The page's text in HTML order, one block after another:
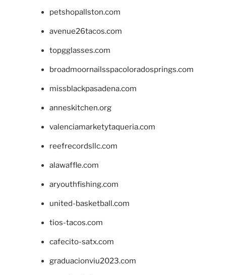
petshopallston.com
avenue26tacos.com
topgglasses.com
broadmoornailsspacoloradosprings.com
missblackpasadena.com
anneskitchen.org
valenciamarketytaqueria.com
reefrecordsllc.com
alawaffle.com
aryouthfishing.com
united-basketball.com
tios-tacos.com
cafecito-satx.com
graduacionviu2023.com